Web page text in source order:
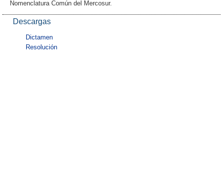
Nomenclatura Común del Mercosur.
Descargas
Dictamen
Resolución